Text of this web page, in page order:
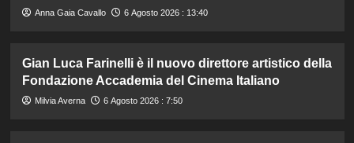
Anna Gaia Cavallo 6 Agosto 2026 : 13:40
Gian Luca Farinelli è il nuovo direttore artistico della
Fondazione Accademia del Cinema Italiano
Milvia Averna 6 Agosto 2026 : 7:50